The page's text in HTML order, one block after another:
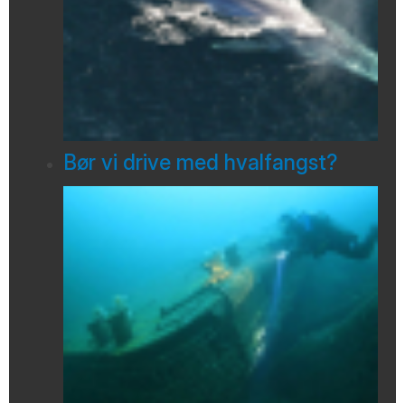
Bør vi drive med hvalfangst?